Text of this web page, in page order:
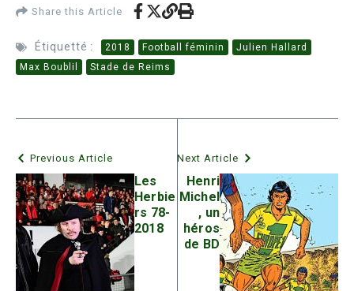
Share this Article
Étiquetté : 2018 Football féminin
Julien Hallard
Max Boublil
Stade de Reims
Previous Article
Les
Herbie
rs 78-
2018
Next Article
Henri
Michel
, un
héros
de BD